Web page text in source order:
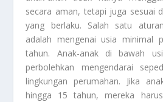
secara aman, tetapi juga sesuai
yang berlaku. Salah satu
adalah mengenai usia minimal
tahun. Anak-anak di bawah
perbolehkan mengendarai
lingkungan perumahan. Jika
hingga 15 tahun, mereka